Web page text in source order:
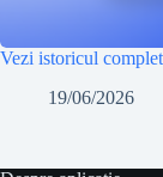
Vezi istoricul
19/06/2026